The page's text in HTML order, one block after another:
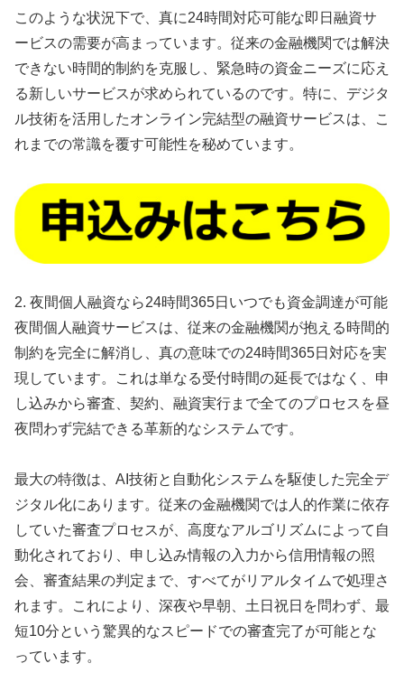
このような状況下で、真に24時間対応可能な即日融資サ
ービスの需要が高まっています。従来の金融機関では解決
できない時間的制約を克服し、緊急時の資金ニーズに応え
る新しいサービスが求められているのです。特に、デジタ
ル技術を活用したオンライン完結型の融資サービスは、こ
れまでの常識を覆す可能性を秘めています。
2. 夜間個人融資なら24時間365日いつでも資金調達が可能
夜間個人融資サービスは、従来の金融機関が抱える時間的
制約を完全に解消し、真の意味での24時間365日対応を実
現しています。これは単なる受付時間の延長ではなく、申
し込みから審査、契約、融資実行まで全てのプロセスを昼
夜問わず完結できる革新的なシステムです。
最大の特徴は、AI技術と自動化システムを駆使した完全デ
ジタル化にあります。従来の金融機関では人的作業に依存
していた審査プロセスが、高度なアルゴリズムによって自
動化されており、申し込み情報の入力から信用情報の照
会、審査結果の判定まで、すべてがリアルタイムで処理さ
れます。これにより、深夜や早朝、土日祝日を問わず、最
短10分という驚異的なスピードでの審査完了が可能とな
っています。